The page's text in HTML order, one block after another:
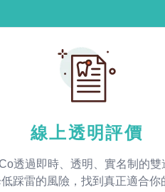
線上透明評價
透過即時、透明、實名制的雙
踩雷的風險，找到真正適合你